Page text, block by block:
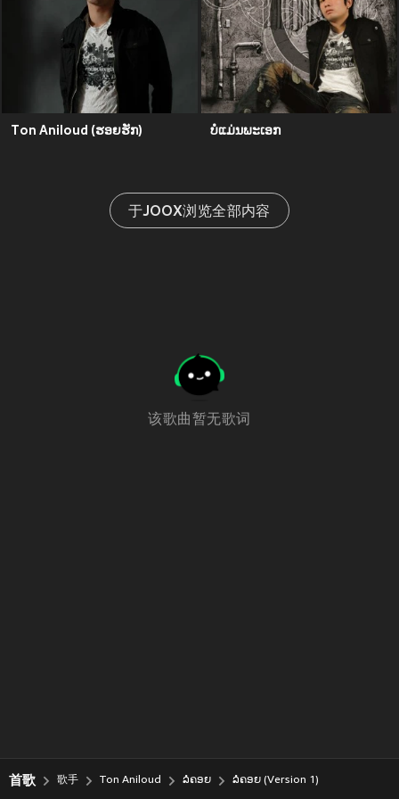
Ton Aniloud (ຮອຍ​ຮັກ) ບໍ​ແມ່ນ​ພະ​ເອກ
于JOOX浏览全部内容
该歌曲暂无歌词
首歌 歌手 Ton Aniloud ລໍຄອຍ ລໍຄອຍ (Version 1)